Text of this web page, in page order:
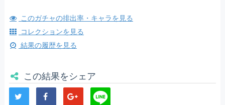
このガチャの排出率・キャラを見る
コレクションを見る
結果の履歴を見る
この結果をシェア